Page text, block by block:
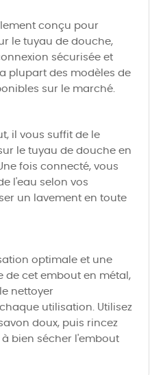
conçu pour
le tuyau de douche,
sécurisée et
plupart des modèles de
sur le marché.
il vous suffit de le
le tuyau de douche en
fois connecté, vous
l'eau selon vos
un lavement en toute
optimale et une
de cet embout en métal,
nettoyer
utilisation. Utilisez
doux, puis rincez
bien sécher l'embout